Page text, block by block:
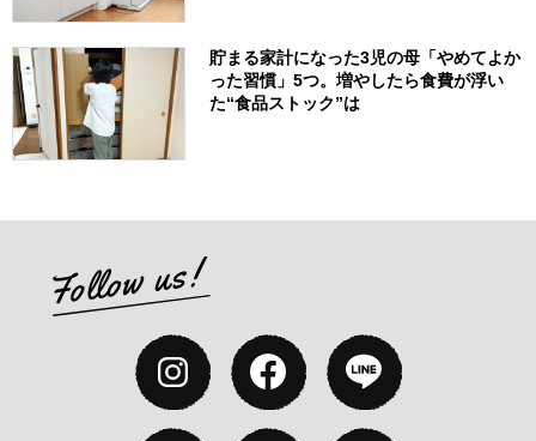
貯まる家計になった3児の母「やめてよか
った習慣」5つ。増やしたら食費が浮い
た“食品ストック”は